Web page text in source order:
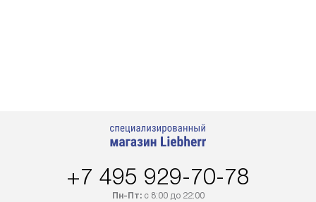
+7 495 929-70-78
Пн-Пт:с 8:00 до 22:00